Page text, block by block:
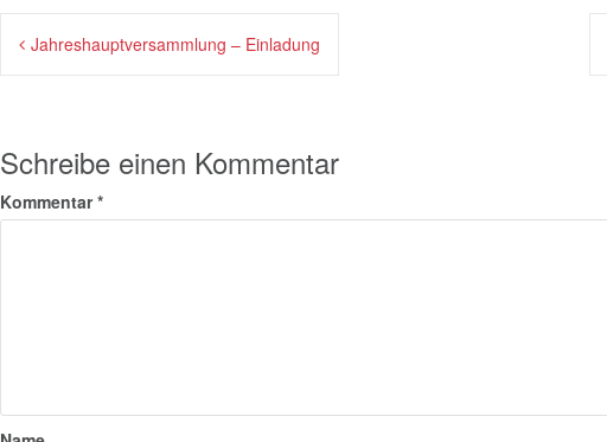
Beitragsnavigation
Jahreshauptversammlung – Einladung
Schreibe einen Kommentar
Kommentar*